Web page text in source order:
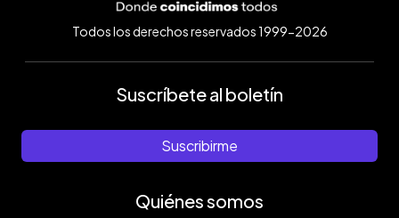
Todos los derechos reservados 1999-2026
Suscríbete al boletín
Suscribirme
Quiénes somos